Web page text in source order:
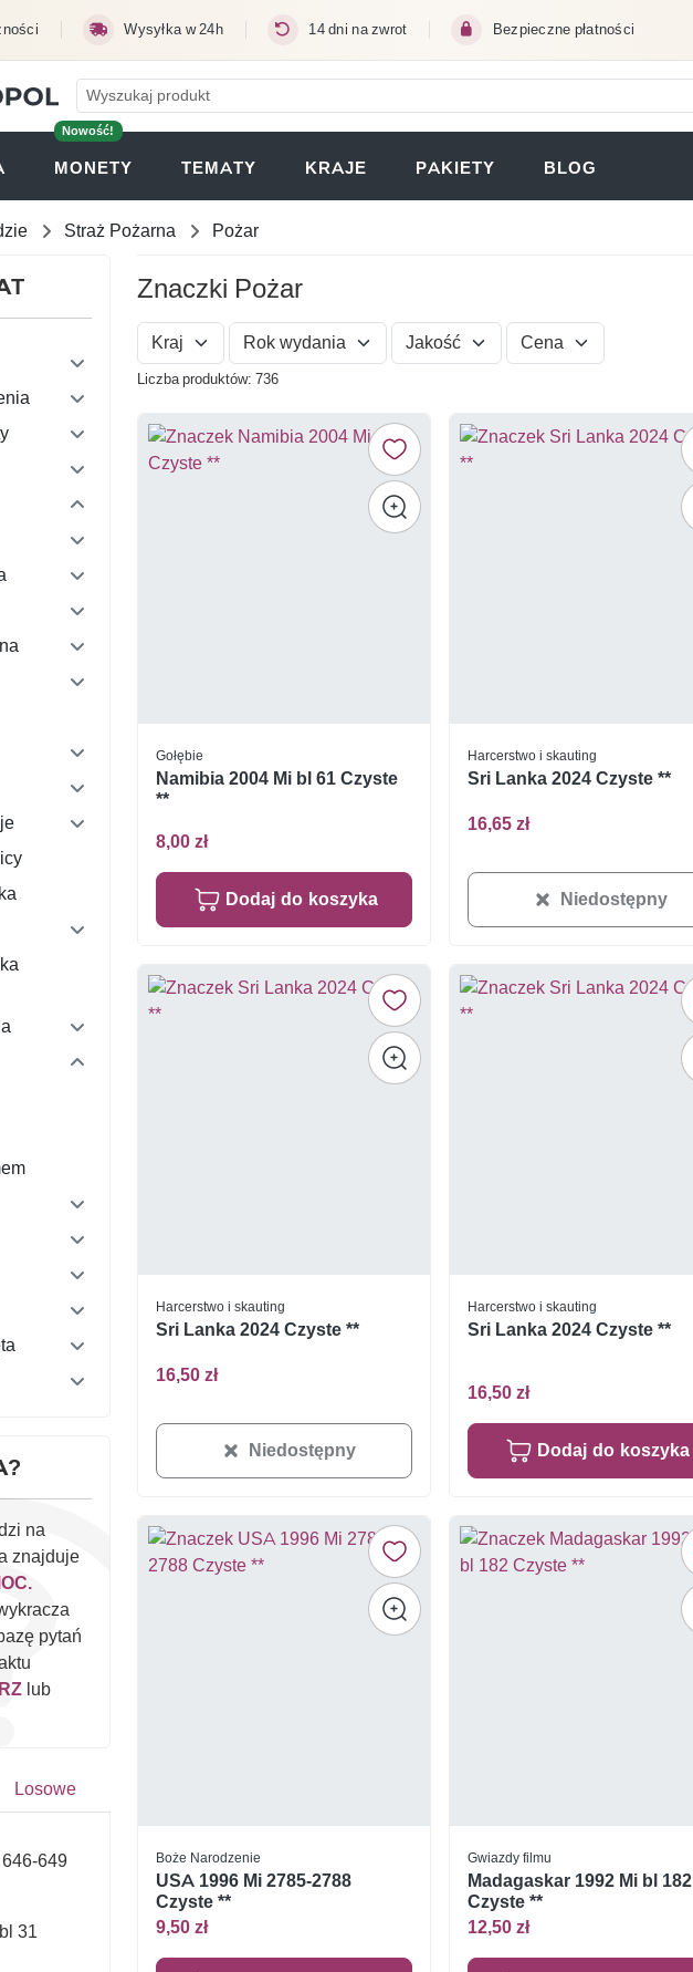
Wysyłka w 24h 14 dni na zwrot Bezpieczne płatności
Nowość!
MONETY (OTWIERA SIĘ W NOWEJ KARCIE)
TEMATY KRAJE PAKIETY BLOG
Straż Pożarna Pożar
na
znajduje
pytań
lub
Losowe
Znaczki Pożar
Kraj Rok wydania Jakość Cena
Liczba produktów: 736
Gołębie
Namibia 2004 Mi bl 61 Czyste
**
8,00 zł
Dodaj do koszyka
Harcerstwo i skauting
Sri Lanka 2024 Czyste **
16,65 zł
Niedostępny
Harcerstwo i skauting
Sri Lanka 2024 Czyste **
16,50 zł
Niedostępny
Harcerstwo i skauting
Sri Lanka 2024 Czyste **
16,50 zł
Dodaj do koszyka
Boże Narodzenie
USA 1996 Mi 2785-2788
Czyste **
9,50 zł
Gwiazdy filmu
Madagaskar 1992 Mi bl 182
Czyste **
12,50 zł